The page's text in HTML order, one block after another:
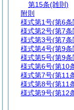
第15条(雑則)
附則
様式第1号(第6条
様式第2号(第7条
様式第3号(第7条
様式第4号(第9条
様式第5号(第9条
様式第6号(第10
様式第7号(第11
様式第8号(第11
様式第9号(第12